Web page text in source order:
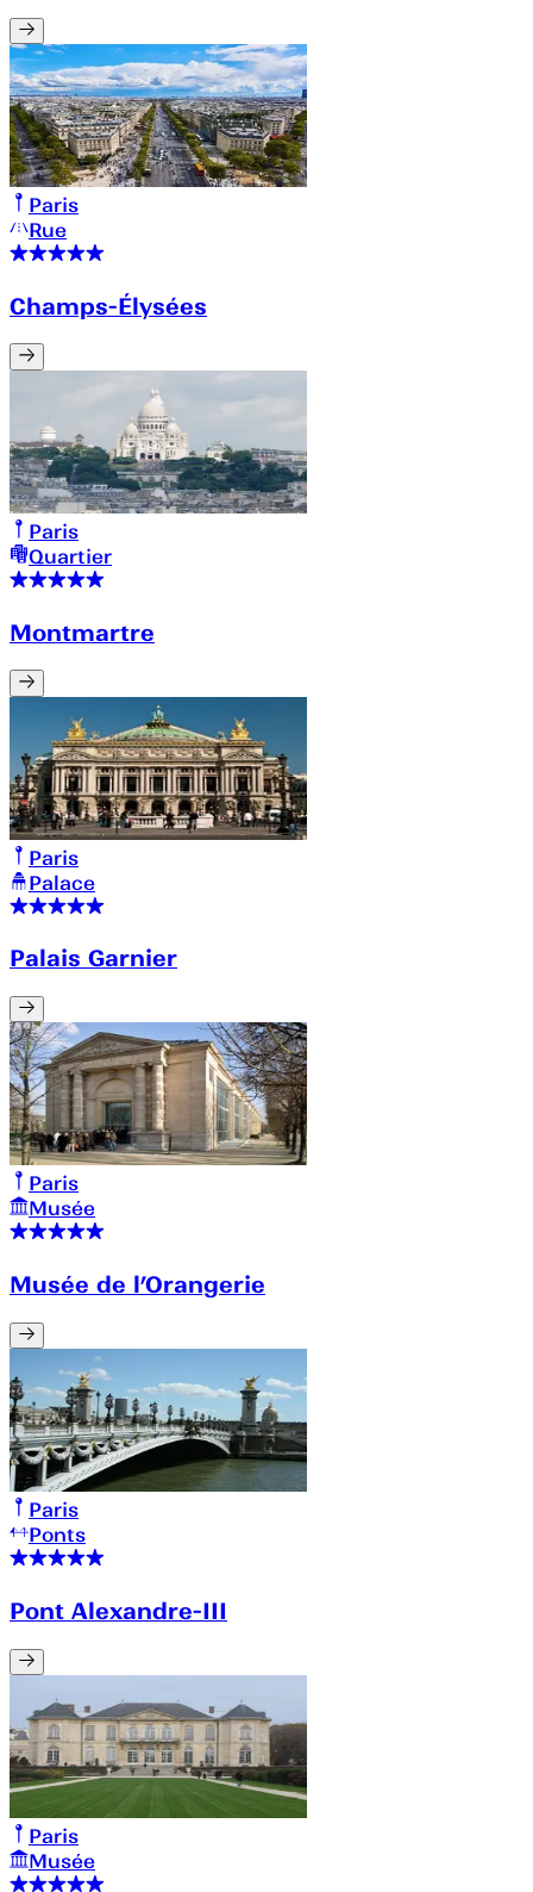
Paris
Rue
Champs-Élysées
Paris
Quartier
Montmartre
Paris
Palace
Palais Garnier
Paris
Musée
Musée de l’Orangerie
Paris
Ponts
Pont Alexandre-III
Paris
Musée